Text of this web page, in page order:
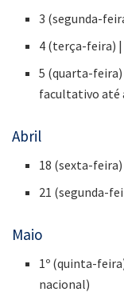
3 (segunda-
4 (terça-feira)
5 (quarta-
facultativo até
Abril
18 (sexta-
21 (segunda-
Maio
1º (quinta-
nacional)